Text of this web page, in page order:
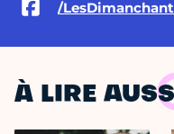
/
À LIRE